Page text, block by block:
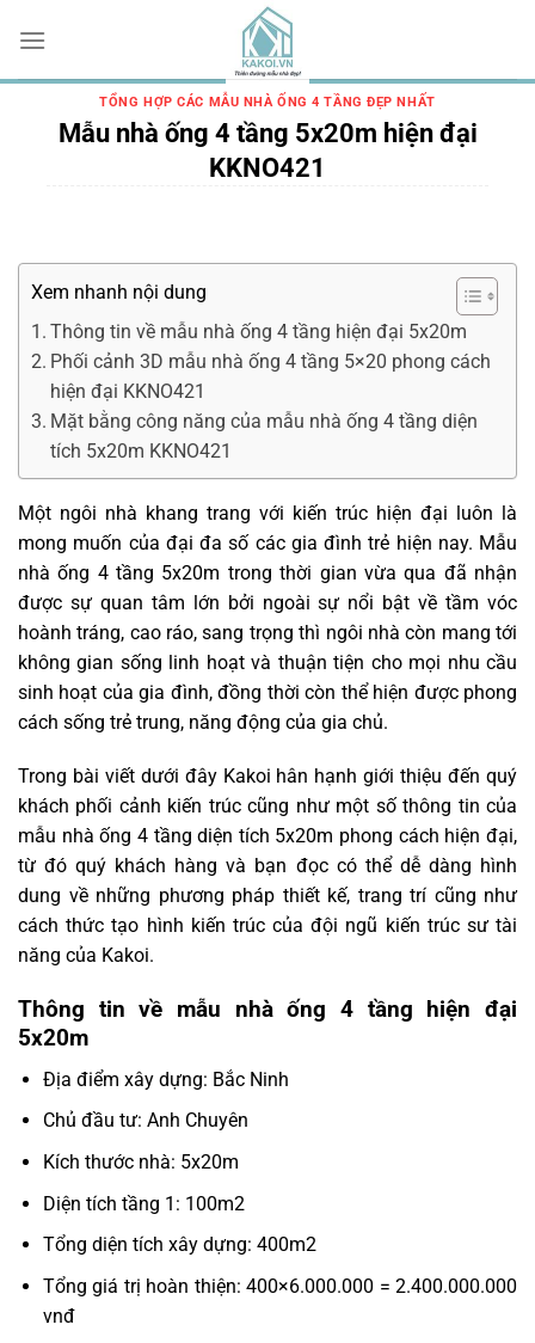
đến
nội
TỔNG HỢP CÁC MẪU NHÀ ỐNG 4 TẦNG ĐẸP NHẤT
Mẫu nhà ống 4 tầng 5x20m hiện đại
KKNO421
Xem nhanh nội dung
Thông tin về mẫu nhà ống 4 tầng hiện đại 5x20m
Phối cảnh 3D mẫu nhà ống 4 tầng 5×20 phong cách
hiện đại KKNO421
Mặt bằng công năng của mẫu nhà ống 4 tầng diện
tích 5x20m KKNO421
Một ngôi nhà khang trang với kiến trúc hiện đại luôn là
mong muốn của đại đa số các gia đình trẻ hiện nay. Mẫu
nhà ống 4 tầng 5x20m trong thời gian vừa qua đã nhận
được sự quan tâm lớn bởi ngoài sự nổi bật về tầm vóc
hoành tráng, cao ráo, sang trọng thì ngôi nhà còn mang tới
không gian sống linh hoạt và thuận tiện cho mọi nhu cầu
sinh hoạt của gia đình, đồng thời còn thể hiện được phong
cách sống trẻ trung, năng động của gia chủ.
Trong bài viết dưới đây Kakoi hân hạnh giới thiệu đến quý
khách phối cảnh kiến trúc cũng như một số thông tin của
mẫu nhà ống 4 tầng diện tích 5x20m phong cách hiện đại,
từ đó quý khách hàng và bạn đọc có thể dễ dàng hình
dung về những phương pháp thiết kế, trang trí cũng như
cách thức tạo hình kiến trúc của đội ngũ kiến trúc sư tài
năng của Kakoi.
Thông tin về mẫu nhà ống 4 tầng hiện đại
5x20m
Địa điểm xây dựng: Bắc Ninh
Chủ đầu tư: Anh Chuyên
Kích thước nhà: 5x20m
Diện tích tầng 1: 100m2
Tổng diện tích xây dựng: 400m2
Tổng giá trị hoàn thiện: 400×6.000.000 = 2.400.000.000
vnđ